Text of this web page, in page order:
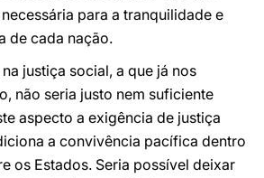
para a tranquilidade e
de cada nação.
justiça social, a que já nos
não seria justo nem suficiente
aspecto a exigência de justiça
a convivência pacífica dentro
os Estados. Seria possível deixar